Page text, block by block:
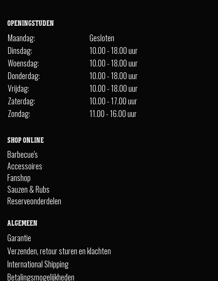
OPENINGSTIJDEN
Maandag:
Gesloten
Dinsdag:
10.00 - 18.00 uur
Woensdag:
10.00 - 18.00 uur
Donderdag:
10.00 - 18.00 uur
Vrijdag:
10.00 - 18.00 uur
Zaterdag:
10.00 - 17.00 uur
Zondag:
11.00 - 16.00 uur
SHOP ONLINE
Barbecue's
Accessoires
Fanshop
Sauzen & Rubs
Reserveonderdelen
ALGEMEEN
Garantie
Verzenden, retour sturen en klachten
International Shipping
Betalingsmogelijkheden